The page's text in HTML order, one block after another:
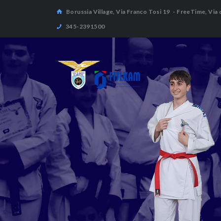
Borussia Village, Via Franco Tosi 19 - FreeTime, Via
345-2391500